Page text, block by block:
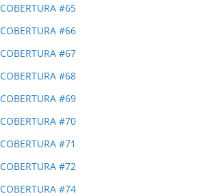
COBERTURA #65
COBERTURA #66
COBERTURA #67
COBERTURA #68
COBERTURA #69
COBERTURA #70
COBERTURA #71
COBERTURA #72
COBERTURA #74